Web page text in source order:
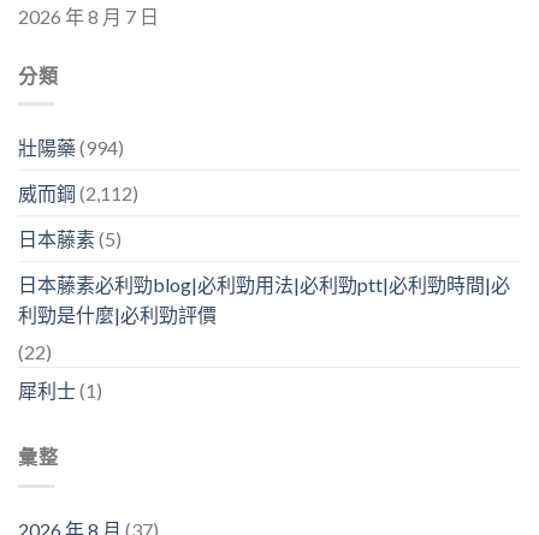
2026 年 8 月 7 日
分類
壯陽藥(994)
威而鋼 (2,112)
日本藤素(5)
日本藤素必利勁blog|必利勁用法|必利勁ptt|必利勁時間|必
利勁是什麼|必利勁評價
(22)
犀利士(1)
彙整
2026 年 8 月 (37)